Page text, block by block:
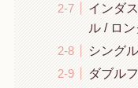
インダ
ル / ロ
シング
ダブル